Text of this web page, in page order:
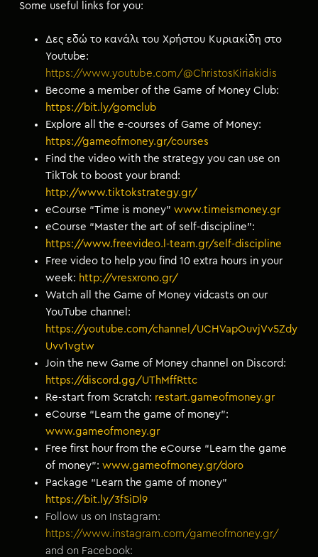
Some useful links for you:
Δες εδώ το κανάλι του Χρήστου Κυριακίδη στο
Youtube:
https://www.youtube.com/@ChristosKiriakidis
Become a member of the Game of Money Club:
https://bit.ly/gomclub
Explore all the e-courses of Game of Money:
https://gameofmoney.gr/courses
Find the video with the strategy you can use on
TikTok to boost your brand:
http://www.tiktokstrategy.gr/
eCourse “Time is money”www.timeismoney.gr
eCourse “Master the art of self-discipline”:
https://www.freevideo.l-team.gr/self-discipline
Free video to help you find 10 extra hours in your
week: http://vresxrono.gr/
Watch all the Game of Money vidcasts on our
YouTube channel:
https://youtube.com/channel/UCHVapOuvjVv5Zdy
Uvv1vgtw
Join the new Game of Money channel on Discord:
https://discord.gg/UThMffRttc
Re-start from Scratch: restart.gameofmoney.gr
eCourse “Learn the game of money”:
www.gameofmoney.gr
Free first hour from the eCourse “Learn the game
of money”:www.gameofmoney.gr/doro
Package “Learn the game of money”
https://bit.ly/3fSiDl9
Follow us on Instagram:
https://www.instagram.com/gameofmoney.gr/
and on Facebook: